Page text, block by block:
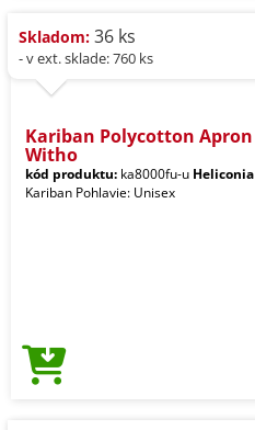
Skladom: 36 ks
- v ext. sklade: 760 ks
Kariban Polycotton Apron
Witho
kód produktu: ka8000fu-u Heliconia
Kariban Pohlavie: Unisex